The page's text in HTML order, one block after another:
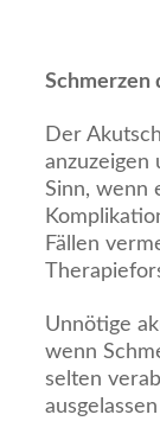
Schmerzen
Der
anzuzeigen
Sinn, wenn
Fällen
Unnötige
wenn
selten